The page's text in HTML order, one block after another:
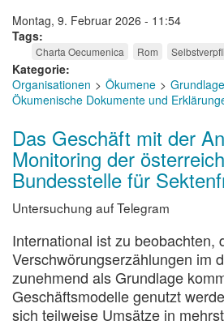
Montag, 9. Februar 2026 - 11:54
Tags
Charta Oecumenica Rom
Kategorie
Organisationen
Ökumene
Ökumenische Dokumente und
Das Geschäft mit der
Monitoring der
Bundesstelle für
Untersuchung auf Telegram
International ist zu beobachten,
Verschwörungserzählungen im
zunehmend als Grundlage
Geschäftsmodelle genutzt
sich teilweise Umsätze in